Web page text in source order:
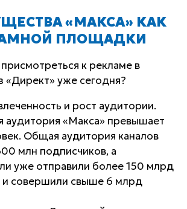
«МАКСА» КАК
ПЛОЩАДКИ
к рекламе в
«Директ» уже сегодня?
и рост аудитории.
аудитория «Макса» превышает
Общая аудитория каналов
млн подписчиков, а
уже отправили более 150 млрд
совершили свыше 6 млрд